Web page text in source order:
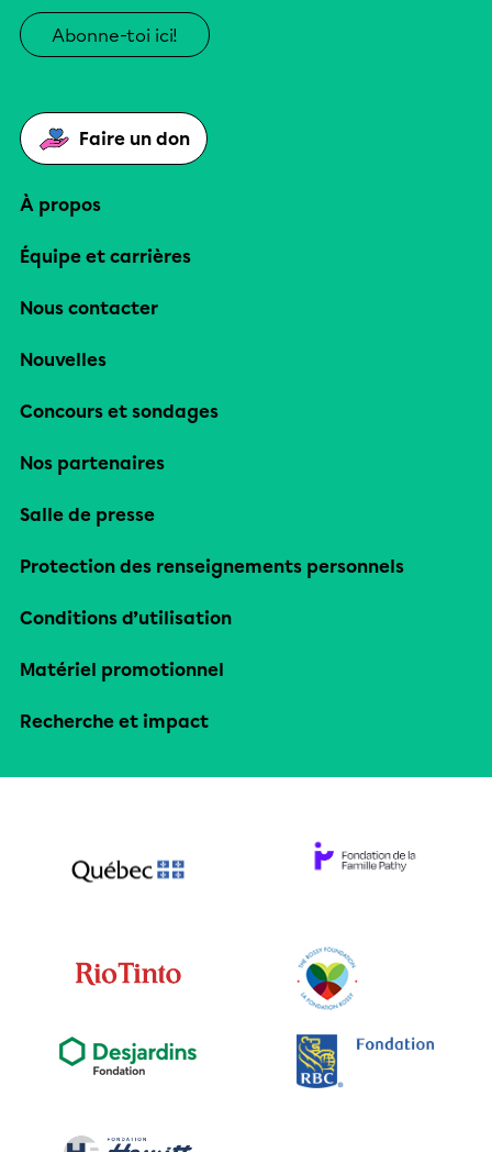
Abonne-toi ici!
Faire un don
À propos
Équipe et carrières
Nous contacter
Nouvelles
Concours et sondages
Nos partenaires
Salle de presse
Protection des renseignements personnels
Conditions d’utilisation
Matériel promotionnel
Recherche et impact